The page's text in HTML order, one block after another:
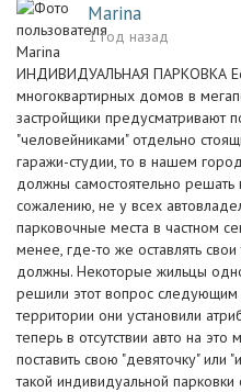
Marina
1 год назад
ИНДИВИДУАЛЬНАЯ ПАРКОВКА
многоквартирных домов в
застройщики предусматривают
"человейниками" отдельно
гаражи-студии, то в нашем
должны самостоятельно
сожалению, не у всех
парковочные места в частном
менее, где-то же оставлять
должны. Некоторые жильцы
решили этот вопрос
территории они установили
теперь в отсутствии авто на
поставить свою "девяточку" или
такой индивидуальной